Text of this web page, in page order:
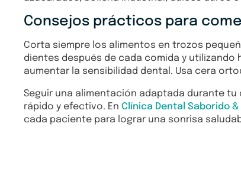
Consejos prácticos para
Corta siempre los alimentos en trozos
dientes después de cada comida y
aumentar la sensibilidad dental. Usa cera
Seguir una alimentación adaptada durante
rápido y efectivo. En Clínica Dental Saborido
cada paciente para lograr una sonrisa